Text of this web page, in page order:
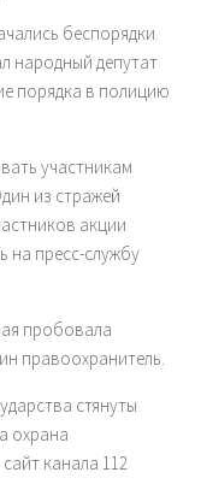
беспорядки.
народный депутат
порядка в полицию
участникам
из стражей
акции
на пресс-службу
пробовала
правоохранитель.
стянуты
охрана
канала 112